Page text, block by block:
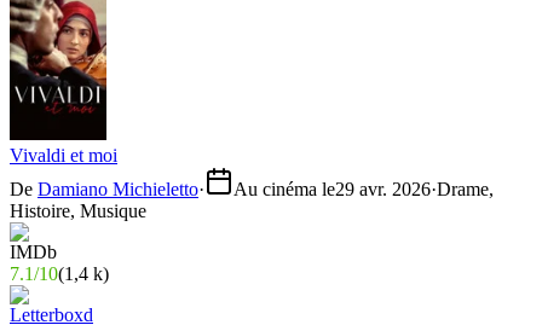
Vivaldi et moi
De Damiano Michieletto· Au cinéma le29 avr. 2026·Drame,
Histoire, Musique
7.1/10(1,4 k)